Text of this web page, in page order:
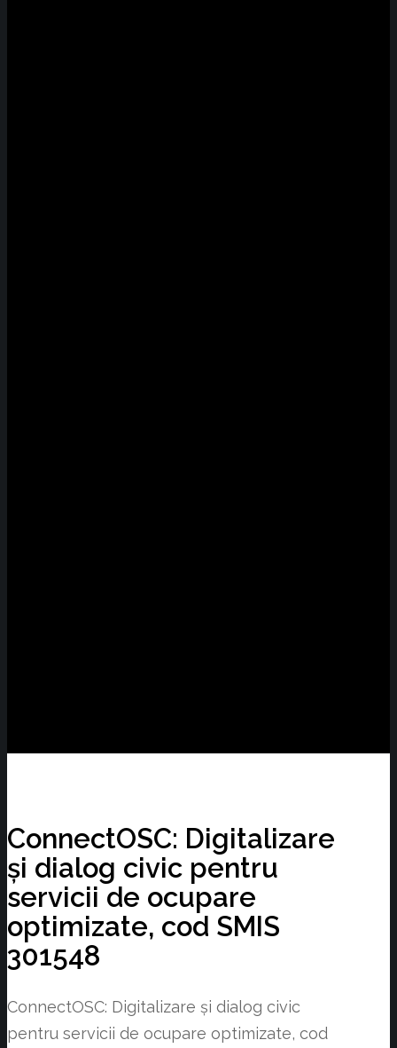
ConnectOSC: Digitalizare
și dialog civic pentru
servicii de ocupare
optimizate, cod SMIS
301548
ConnectOSC: Digitalizare și dialog civic
pentru servicii de ocupare optimizate, cod